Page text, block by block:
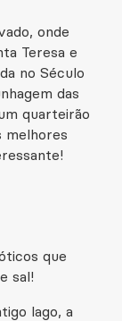
onde
Teresa e
no Século
das
quarteirão
melhores
que
sal!
lago, a